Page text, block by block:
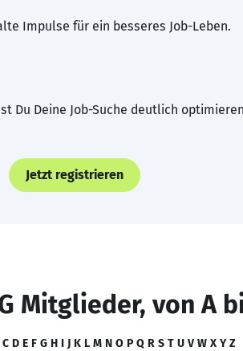
Impulse für ein besseres Job-Leben.
Du Deine Job-Suche deutlich
Jetzt registrieren
Mitglieder, von A
C D E F G H I J K L M N O P Q R S T U V W X Y Z